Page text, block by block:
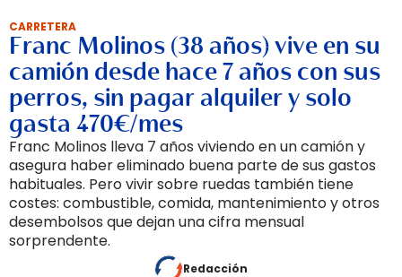
CARRETERA
Franc Molinos (38 años) vive en su
camión desde hace 7 años con sus
perros, sin pagar alquiler y solo
gasta 470€/mes
Franc Molinos lleva 7 años viviendo en un camión y
asegura haber eliminado buena parte de sus gastos
habituales. Pero vivir sobre ruedas también tiene
costes: combustible, comida, mantenimiento y otros
desembolsos que dejan una cifra mensual
sorprendente.
Redacción